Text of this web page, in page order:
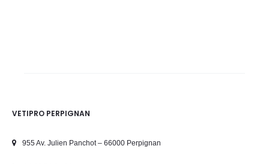
VETIPRO PERPIGNAN
955 Av. Julien Panchot – 66000 Perpignan